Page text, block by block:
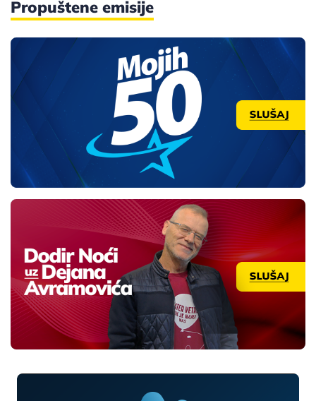
Propuštene emisije